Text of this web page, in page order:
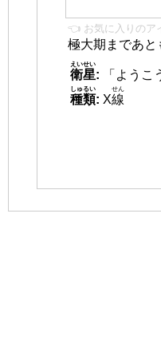
👈 お気に入りのア
極大期まであと
衛星
えいせい
:
「ようこ
種類
しゅるい
: X線
せん